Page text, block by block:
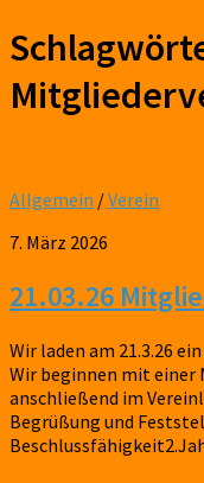
Allgemein /Verein
7. März 2026
21.03.26
Wir laden am 21.3.26
Wir beginnen mit einer
anschließend im
Begrüßung und